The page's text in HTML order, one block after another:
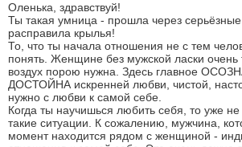
Оленька, здравствуй!
Ты такая умница - прошла через
расправила крылья!
То, что ты начала отношения не с тем
понять. Женщине без мужской ласки
воздух порою нужна. Здесь главное
ДОСТОЙНА искренней любви, чистой,
нужно с любви к самой себе.
Когда ты научишься любить себя, то уже
такие ситуации. К сожалению, мужчина,
момент находится рядом с женщиной -